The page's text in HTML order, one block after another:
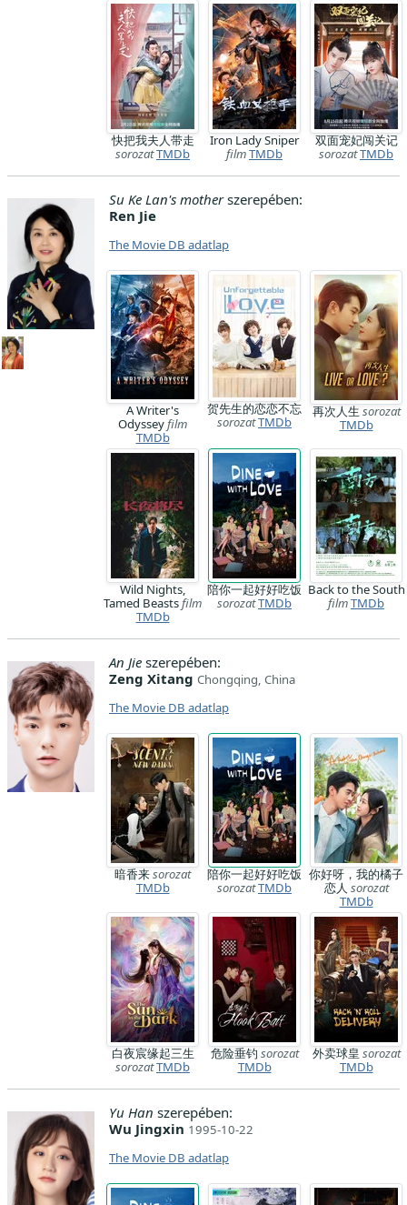
快把我夫人带走
sorozatTMDb
Iron Lady Sniper
filmTMDb
双面宠妃闯关记
sorozatTMDb
Su Ke Lan's motherszerepében:
Ren Jie
The Movie DB adatlap
A Writer's
Odysseyfilm
TMDb
贺先生的恋恋不忘
sorozatTMDb
再次人生 sorozat
TMDb
Wild Nights,
Tamed Beastsfilm
TMDb
陪你一起好好吃饭
sorozatTMDb
Back to the South
filmTMDb
An Jie szerepében:
Zeng Xitang Chongqing, China
The Movie DB adatlap
暗香来sorozat
TMDb
陪你一起好好吃饭
sorozatTMDb
你好呀，我的橘子
恋人 sorozat
TMDb
白夜宸缘起三生
sorozatTMDb
危险垂钓 sorozat
TMDb
外卖球皇 sorozat
TMDb
Yu Han szerepében:
Wu Jingxin 1995-10-22
The Movie DB adatlap